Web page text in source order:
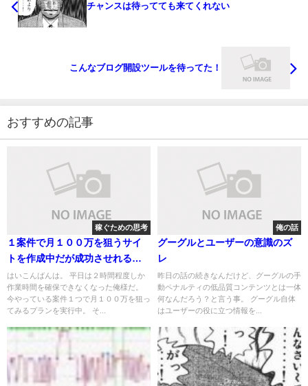
チャンスは待ってても来てくれない
こんなブログ開設ツールを待ってた！
おすすめの記事
稼ぐための思考
１案件で月１００万を狙うサイ
トを作成中だが成功させれるの
か？
はいこんばんは。 平日は２時間程度しか
作業時間を確保できなくなった俺様だ。
今やっている案件１つで月１００万を狙っ
てみるプランを実行中。 そ...
俺の話
グーグルとユーザーの意識のズ
レ
昨日の話の続きなんだけど、グーグルの手
動ペナルティの低品質コンテンツとは一体
何なんだろう？と言う事。 グーグル自体
はユーザーの役に立つ情報を...